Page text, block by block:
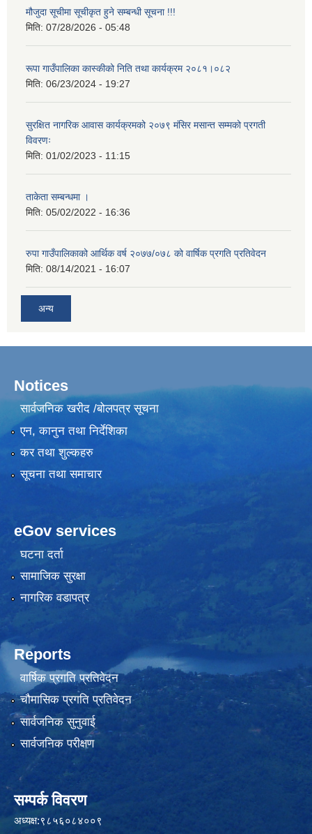
मौजुदा सूचीमा सूचीकृत हुने सम्बन्धी सूचना !!!
मिति: 07/28/2026 - 05:48
रूपा गाउँपालिका कास्कीको निति तथा कार्यक्रम २०८१।०८२
मिति: 06/23/2024 - 19:27
सुरक्षित नागरिक आवास कार्यक्रमको २०७९ मंसिर मसान्त सम्मको प्रगती
विवरणः
मिति: 01/02/2023 - 11:15
ताकेता सम्बन्धमा ।
मिति: 05/02/2022 - 16:36
रुपा गाउँपालिकाको आर्थिक वर्ष २०७७/०७८ को वार्षिक प्रगति प्रतिवेदन
मिति: 08/14/2021 - 16:07
अन्य
Notices
सार्वजनिक खरीद /बोलपत्र सूचना
एन, कानुन तथा निर्देशिका
कर तथा शुल्कहरु
सूचना तथा समाचार
eGov services
घटना दर्ता
सामाजिक सुरक्षा
नागरिक वडापत्र
Reports
वार्षिक प्रगति प्रतिवेदन
चौमासिक प्रगति प्रतिवेदन
सार्वजनिक सुनुवाई
सार्वजनिक परीक्षण
सम्पर्क विवरण
अध्यक्ष:९८५६०८४००९